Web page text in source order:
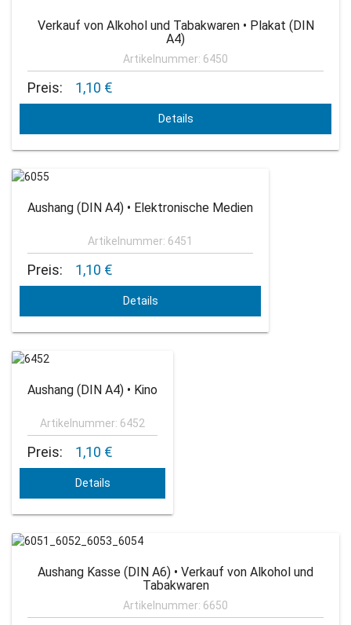
Verkauf von Alkohol und Tabakwaren • Plakat (DIN
A4)
Artikelnummer: 6450
Preis: 1,10 €
Details
Aushang (DIN A4) • Elektronische Medien
Artikelnummer: 6451
Preis: 1,10 €
Details
Aushang (DIN A4) • Kino
Artikelnummer: 6452
Preis: 1,10 €
Details
Aushang Kasse (DIN A6) • Verkauf von Alkohol und
Tabakwaren
Artikelnummer: 6650